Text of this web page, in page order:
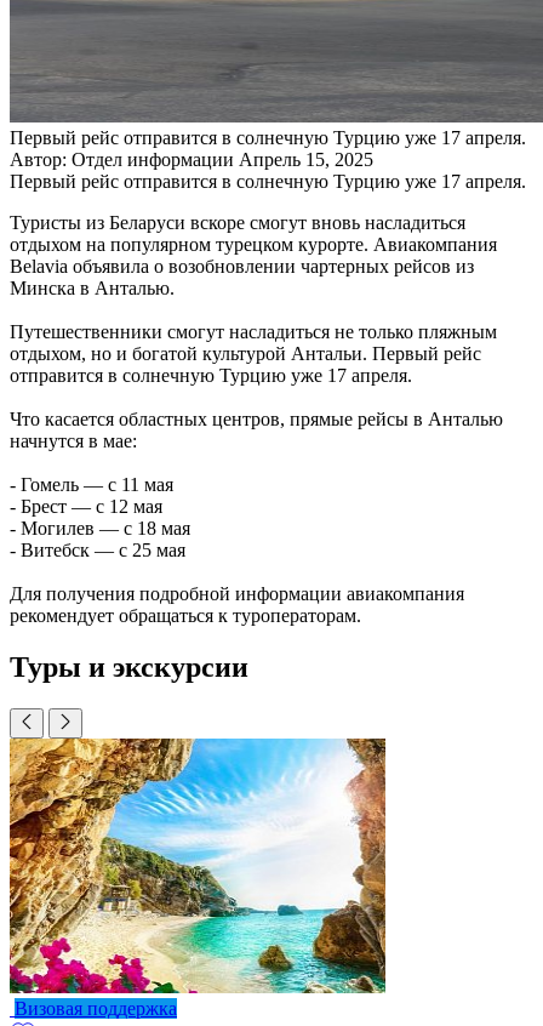
Первый рейс отправится в солнечную Турцию уже 17 апреля.
Автор: Отдел информации Апрель 15, 2025
Первый рейс отправится в солнечную Турцию уже 17 апреля.
Туристы из Беларуси вскоре смогут вновь насладиться
отдыхом на популярном турецком курорте. Авиакомпания
Belavia объявила о возобновлении чартерных рейсов из
Минска в Анталью.
Путешественники смогут насладиться не только пляжным
отдыхом, но и богатой культурой Антальи. Первый рейс
отправится в солнечную Турцию уже 17 апреля.
Что касается областных центров, прямые рейсы в Анталью
начнутся в мае:
- Гомель — с 11 мая
- Брест — с 12 мая
- Могилев — с 18 мая
- Витебск — с 25 мая
Для получения подробной информации авиакомпания
рекомендует обращаться к туроператорам.
Туры и экскурсии
Визовая поддержка